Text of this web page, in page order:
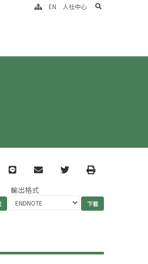
EN 人社中心 search
line email TwitterPrint
輸出格式